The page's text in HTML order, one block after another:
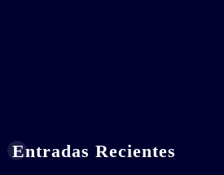
Entradas Recientes